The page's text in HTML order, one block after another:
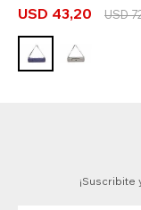
USD 43,20 USD
¡Suscribite